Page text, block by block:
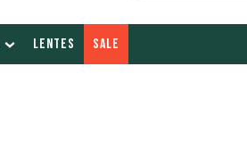
LENTES SALE